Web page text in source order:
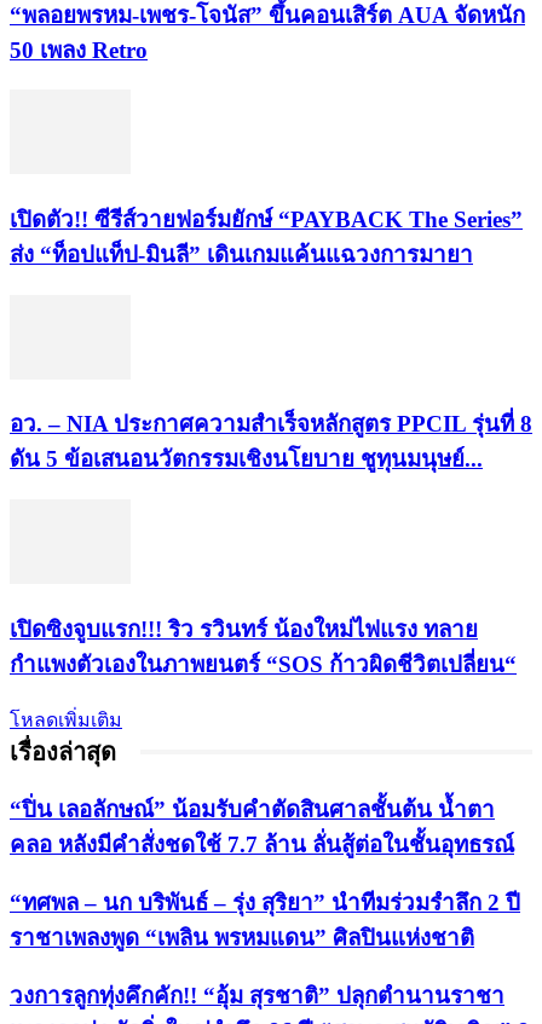
“พลอยพรหม-เพชร-โจนัส” ขึ้นคอนเสิร์ต AUA จัดหนัก
50 เพลง Retro
เปิดตัว!! ซีรีส์วายฟอร์มยักษ์ “PAYBACK The Series”
ส่ง “ท็อปแท็ป-มินลี” เดินเกมแค้นแฉวงการมายา
อว. – NIA ประกาศความสำเร็จหลักสูตร PPCIL รุ่นที่ 8
ดัน 5 ข้อเสนอนวัตกรรมเชิงนโยบาย ชูทุนมนุษย์...
เปิดซิงจูบแรก!!! ริว รวินทร์ น้องใหม่ไฟแรง ทลาย
กำแพงตัวเองในภาพยนตร์ “SOS ก้าวผิดชีวิตเปลี่ยน“
โหลดเพิ่มเติม
เรื่องล่าสุด
“ปิ่น เลอลักษณ์” น้อมรับคำตัดสินศาลชั้นต้น น้ำตา
คลอ หลังมีคำสั่งชดใช้ 7.7 ล้าน ลั่นสู้ต่อในชั้นอุทธรณ์
“ทศพล – นก บริพันธ์ – รุ่ง สุริยา” นำทีมร่วมรำลึก 2 ปี
ราชาเพลงพูด “เพลิน พรหมแดน” ศิลปินแห่งชาติ
วงการลูกทุ่งคึกคัก!! “อุ้ม สุรชาติ” ปลุกตำนานราชา